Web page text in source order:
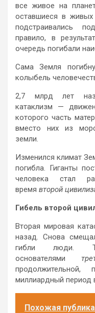
все живое на
оставшиеся в
подстраивались
правило, в
очередь погибали
Сама Земля
колыбель
2,7 млрд лет
катаклизм —
которого часть
вместо них из
земли.
Изменился климат
погибла. Гиганты
человека стал
время второй
Гибель второй
Вторая мировая
назад. Снова
гибли люди.
основателями
продолжительной,
миллиардный период
Похожая